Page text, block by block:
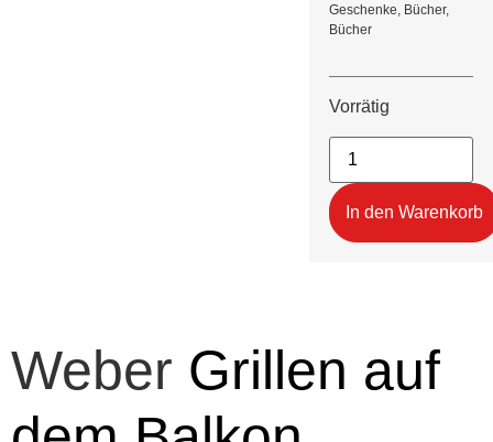
Geschenke, Bücher,
Bücher
Vorrätig
In den Warenkorb
Weber Grillen auf